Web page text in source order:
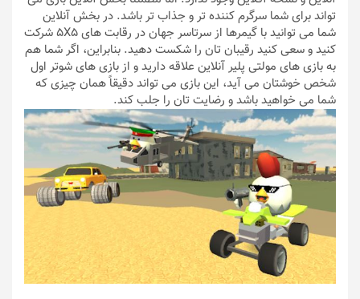
تواند برای شما سرگرم کننده تر و جذاب تر باشد. در بخش آنلاین
شما می توانید با گیمرها از سرتاسر جهان در رقابت های 5X5 شرکت
کنید و سعی کنید رقیبان تان را شکست دهید. بنابراین، اگر شما هم
به بازی های مولتی پلیر آنلاین علاقه دارید و از بازی های شوتر اول
شخص خوشتان می آید،‌ این بازی می تواند دقیقاً همان چیزی که
شما می خواهید باشد و رضایت تان را جلب کند.